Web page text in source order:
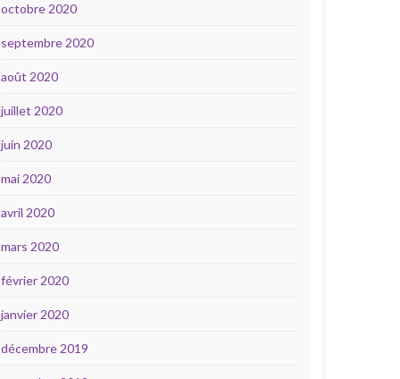
octobre 2020
septembre 2020
août 2020
juillet 2020
juin 2020
mai 2020
avril 2020
mars 2020
février 2020
janvier 2020
décembre 2019